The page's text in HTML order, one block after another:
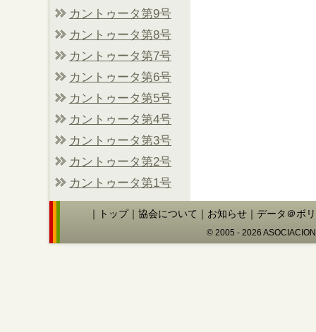
カントゥータ第9号
カントゥータ第8号
カントゥータ第7号
カントゥータ第6号
カントゥータ第5号
カントゥータ第4号
カントゥータ第3号
カントゥータ第2号
カントゥータ第1号
｜ トップ｜ 協会について ｜ お知らせ ｜ データ＠ボ
© 2005 - 2026